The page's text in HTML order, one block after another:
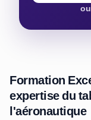
Formation
expertise du
l'aéronautique